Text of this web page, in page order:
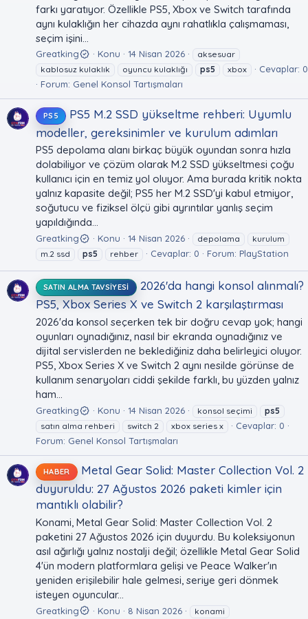
farkı yaratıyor. Özellikle PS5, Xbox ve Switch tarafında
aynı kulaklığın her cihazda aynı rahatlıkla çalışmaması,
seçim işini...
Greatking Konu 14 Nisan 2026
aksesuar
kablosuz kulaklık
oyuncu kulaklığı ps5 xbox
Cevaplar: 0
Forum: Genel Konsol Tartışmaları
PS5
PS5 M.2 SSD yükseltme rehberi: Uyumlu
modeller, gereksinimler ve kurulum adımları
PS5 depolama alanı birkaç büyük oyundan sonra hızla
dolabiliyor ve çözüm olarak M.2 SSD yükseltmesi çoğu
kullanıcı için en temiz yol oluyor. Ama burada kritik nokta
yalnız kapasite değil; PS5 her M.2 SSD'yi kabul etmiyor,
soğutucu ve fiziksel ölçü gibi ayrıntılar yanlış seçim
yapıldığında...
Greatking Konu 14 Nisan 2026 depolama
kurulum
m.2 ssd
ps5 rehber Cevaplar: 0 Forum: PlayStation
SATIN ALMA TAVSIYESI
2026'da hangi konsol alınmalı?
PS5, Xbox Series X ve Switch 2 karşılaştırması
2026'da konsol seçerken tek bir doğru cevap yok; hangi
oyunları oynadığınız, nasıl bir ekranda oynadığınız ve
dijital servislerden ne beklediğiniz daha belirleyici oluyor.
PS5, Xbox Series X ve Switch 2 aynı nesilde görünse de
kullanım senaryoları ciddi şekilde farklı, bu yüzden yalnız
ham...
Greatking Konu 14 Nisan 2026 konsol seçimi
ps5
satın alma rehberi
switch 2 xbox series x
Cevaplar: 0
Forum: Genel Konsol Tartışmaları
HABER
Metal Gear Solid: Master Collection Vol. 2
duyuruldu: 27 Ağustos 2026 paketi kimler için
mantıklı olabilir?
Konami, Metal Gear Solid: Master Collection Vol. 2
paketini 27 Ağustos 2026 için duyurdu. Bu koleksiyonun
asıl ağırlığı yalnız nostalji değil; özellikle Metal Gear Solid
4'ün modern platformlara gelişi ve Peace Walker'ın
yeniden erişilebilir hale gelmesi, seriye geri dönmek
isteyen oyuncular...
Greatking Konu 8 Nisan 2026
konami